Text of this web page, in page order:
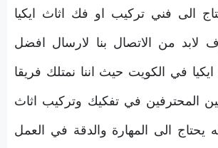
الى فني تركيب او فك اثاث ايكيا
من الاتصال بنا لارسال افضل
في الكويت حيث اننا نمتلك فريقا
المحترفين في تفكيك وتركيب اثاث
يحتاج الى المهارة والدقة في العمل